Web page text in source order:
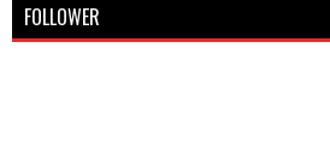
FOLLOWER